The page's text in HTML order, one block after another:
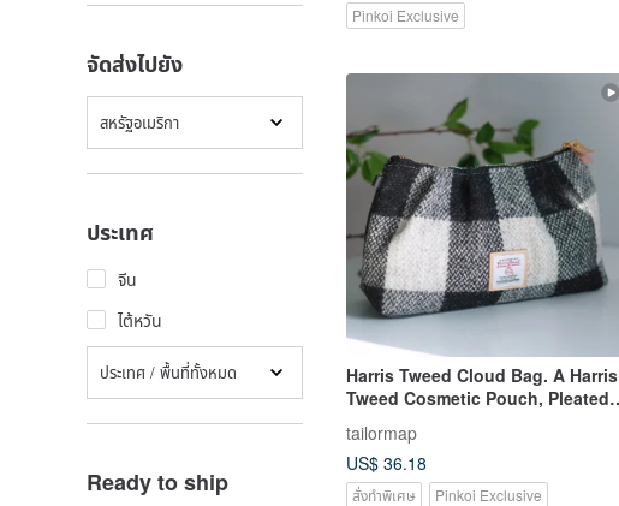
จัดส่งไปยัง
สหรัฐอเมริกา
ประเทศ
จีน
ไต้หวัน
ประเทศ / พื้นที่ทั้งหมด
Ready to ship
Pinkoi Exclusive
Harris Tweed Cloud Bag. A Harris
Tweed Cosmetic Pouch, Pleated
the-Go Storage.
tailormap
US$ 36.18
สั่งทำพิเศษ Pinkoi Exclusive